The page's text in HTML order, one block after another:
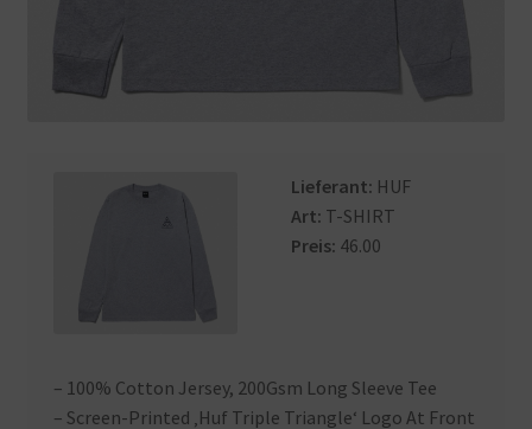
Lieferant: HUF
Art: T-SHIRT
Preis: 46.00
– 100% Cotton Jersey, 200Gsm Long Sleeve Tee
– Screen-Printed ‚Huf Triple Triangle‘ Logo At Front